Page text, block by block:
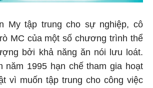
My tập trung cho sự nghiệp, cô
MC của một số chương trình thể
bởi khả năng ăn nói lưu loát.
năm 1995 hạn chế tham gia hoạt
vì muốn tập trung cho công việc